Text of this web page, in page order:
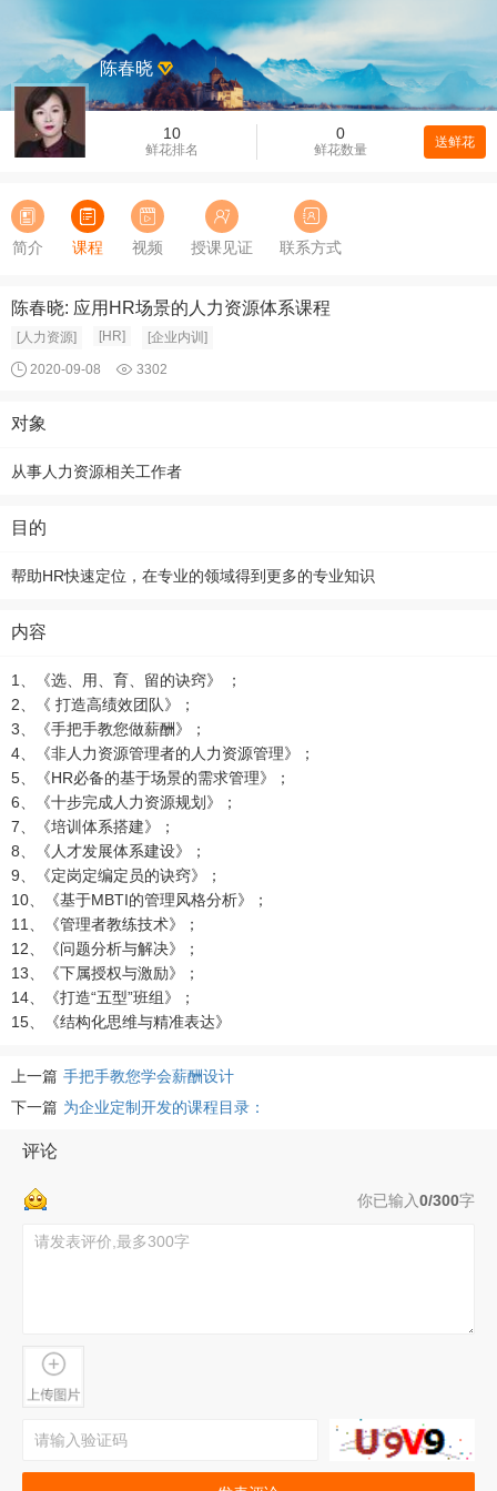
10
鲜花排名
0
鲜花数量 送鲜花
陈春晓
简介 课程 视频 授课见证 联系方式
陈春晓: 应用HR场景的人力资源体系课程
[人力资源] [HR] [企业内训]
2020-09-08 3302
对象
从事人力资源相关工作者
目的
帮助HR快速定位，在专业的领域得到更多的专业知识
内容
1、《选、用、育、留的诀窍》 ；
2、《 打造高绩效团队》；
3、《手把手教您做薪酬》；
4、《非人力资源管理者的人力资源管理》；
5、《HR必备的基于场景的需求管理》；
6、《十步完成人力资源规划》；
7、《培训体系搭建》；
8、《人才发展体系建设》；
9、《定岗定编定员的诀窍》；
10、《基于MBTI的管理风格分析》；
11、《管理者教练技术》；
12、《问题分析与解决》；
13、《下属授权与激励》；
14、《打造“五型”班组》；
15、《结构化思维与精准表达》
上一篇 手把手教您学会薪酬设计
下一篇 为企业定制开发的课程目录：
评论
你已输入0/300字